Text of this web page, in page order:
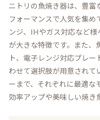
ニトリの魚焼き器は、豊
フォーマンスで人気を集め
ンジ、IHやガス対応など
が大きな特徴です。また、
ト、電子レンジ対応プレ
わせて選択肢が用意されて
ーまで、それぞれに最適な
効率アップや美味しい焼き